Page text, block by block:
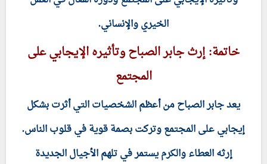
الخيري والإنساني.
خاتمة: إرث جابر الصباح وتأثيره الإيجابي على
المجتمع
يعد جابر الصباح من أعظم الشخصيات التي أثرت بشكل
إيجابي على المجتمع وتركت بصمة قوية في قلوب الناس.
إرثه العطاء والكرم يستمر في تلهم الأجيال الجديدة